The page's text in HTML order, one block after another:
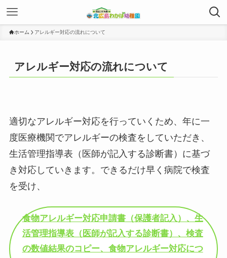
ホーム アレルギー対応の流れについて
アレルギー対応の流れについて
適切なアレルギー対応を行っていくため、年に一
度医療機関でアレルギーの検査をしていただき、
生活管理指導表（医師が記入する診断書）に基づ
き対応していきます。できるだけ早く病院で検査
を受け、
食物アレルギー対応申請書（保護者記入）、生
活管理指導表（医師が記入する診断書）、検査
の数値結果のコピー、食物アレルギー対応につ